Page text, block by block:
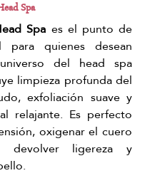
Spa
Spa es el punto de
para quienes desean
del head spa
limpieza profunda del
exfoliación suave y
relajante. Es perfecto
oxigenar el cuero
devolver ligereza y